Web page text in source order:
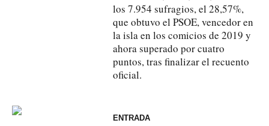
los 7.954 sufragios, el 28,57%,
que obtuvo el PSOE, vencedor en
la isla en los comicios de 2019 y
ahora superado por cuatro
puntos, tras finalizar el recuento
oficial.
ENTRADA